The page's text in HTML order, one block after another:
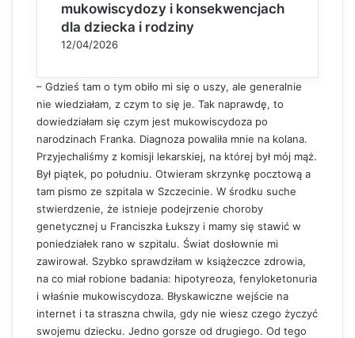
mukowiscydozy i konsekwencjach
dla dziecka i rodziny
12/04/2026
– Gdzieś tam o tym obiło mi się o uszy, ale generalnie
nie wiedziałam, z czym to się je. Tak naprawdę, to
dowiedziałam się czym jest mukowiscydoza po
narodzinach Franka. Diagnoza powaliła mnie na kolana.
Przyjechaliśmy z komisji lekarskiej, na której był mój mąż.
Był piątek, po południu. Otwieram skrzynkę pocztową a
tam pismo ze szpitala w Szczecinie. W środku suche
stwierdzenie, że istnieje podejrzenie choroby
genetycznej u Franciszka Łukszy i mamy się stawić w
poniedziałek rano w szpitalu. Świat dosłownie mi
zawirował. Szybko sprawdziłam w książeczce zdrowia,
na co miał robione badania: hipotyreoza, fenyloketonuria
i właśnie mukowiscydoza. Błyskawiczne wejście na
internet i ta straszna chwila, gdy nie wiesz czego życzyć
swojemu dziecku. Jedno gorsze od drugiego. Od tego